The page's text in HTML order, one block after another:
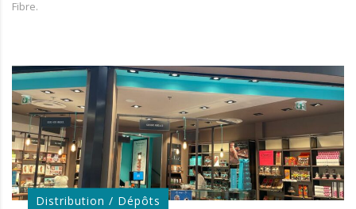
Fibre.
Distribution / Dépôts